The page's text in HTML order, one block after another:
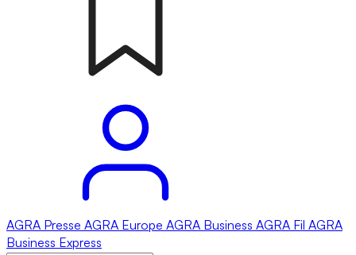
AGRA Presse AGRA Europe AGRA Business AGRA Fil AGRA
Business Express